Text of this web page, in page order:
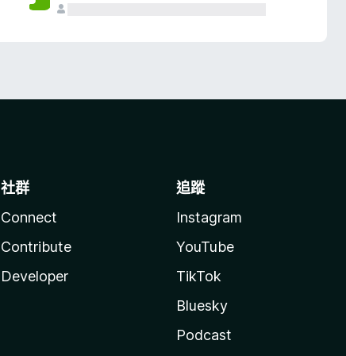
社群
Connect
Contribute
Developer
追蹤
Instagram
YouTube
TikTok
Bluesky
Podcast